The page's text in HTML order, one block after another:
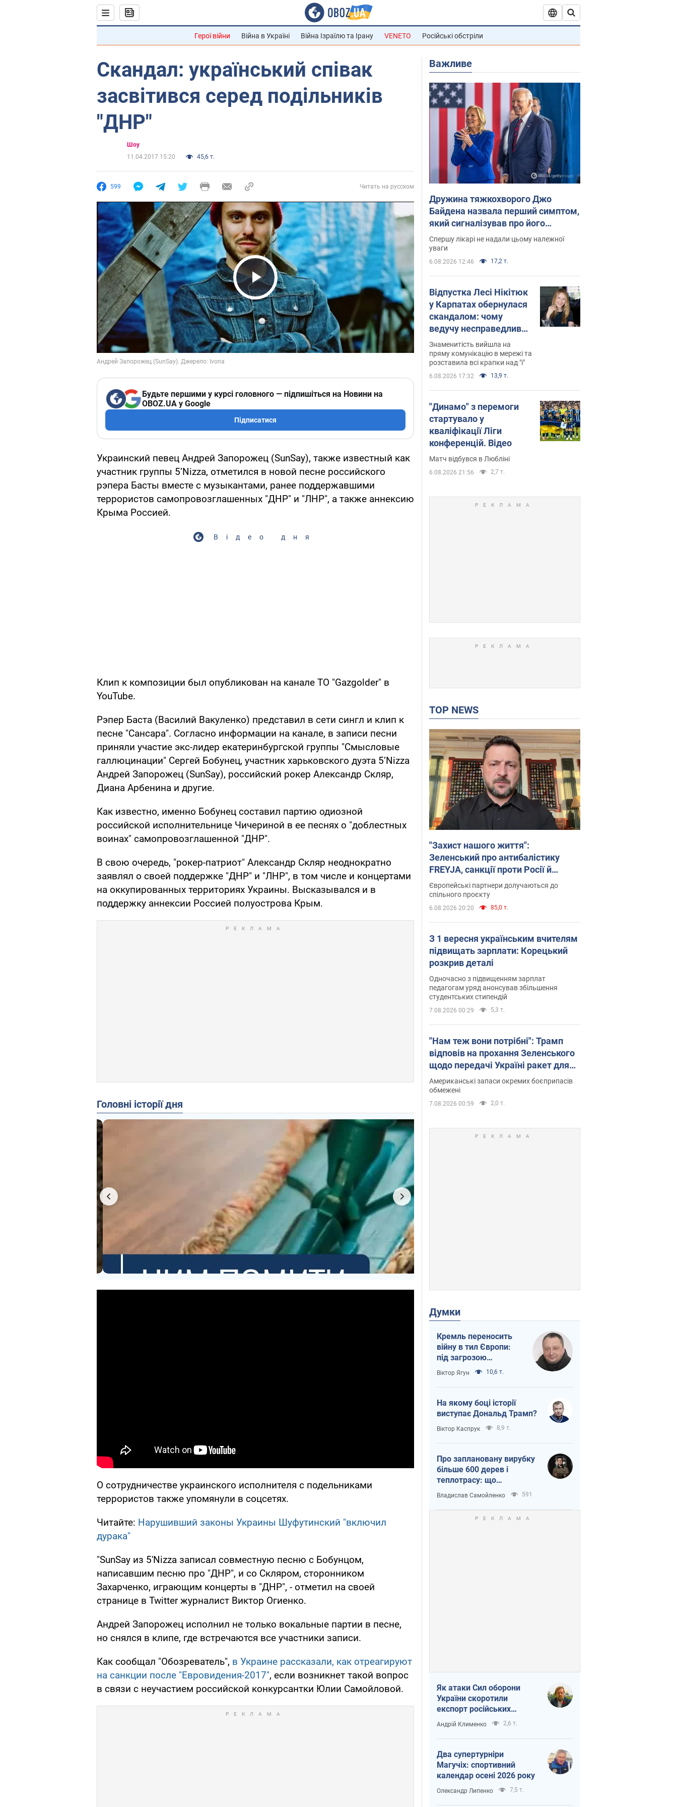
Герої війни Війна в Україні Війна Ізраїлю та Ірану VENETO Російські обстріли
Скандал: український співак
засвітився серед подільників
"ДНР"
Шоу
11.04.2017 15:20
45,6 т.
599 Читать на русском
Play Video
Будьте першими у курсі головного — підпишіться на Новини на
OBOZ.UA у Google
Підписатися
Украинский певец Андрей Запорожец (SunSay), также известный как
участник группы 5’Nizza, отметился в новой песне российского
рэпера Басты вместе с музыкантами, ранее поддержавшими
террористов самопровозглашенных "ДНР" и "ЛНР", а также аннексию
Крыма Россией.
Відео дня
Клип к композиции был опубликован на канале ТО "Gazgolder" в
YouTube.
Рэпер Баста (Василий Вакуленко) представил в сети сингл и клип к
песне "Сансара". Согласно информации на канале, в записи песни
приняли участие экс-лидер екатеринбургской группы "Смысловые
галлюцинации" Сергей Бобунец, участник харьковского дуэта 5’Nizza
Андрей Запорожец (SunSay), российский рокер Александр Скляр,
Диана Арбенина и другие.
Как известно, именно Бобунец составил партию одиозной
российской исполнительнице Чичериной в ее песнях о "доблестных
воинах" самопровозглашенной "ДНР".
В свою очередь, "рокер-патриот" Александр Скляр неоднократно
заявлял о своей поддержке "ДНР" и "ЛНР", в том числе и концертами
на оккупированных территориях Украины. Высказывался и в
поддержку аннексии Россией полуострова Крым.
Головні історії дня
О сотрудничестве украинского исполнителя с подельниками
террористов также упомянули в соцсетях.
Читайте: Нарушивший законы Украины Шуфутинский "включил
дурака"
"SunSay из 5'Nizza записал совместную песню с Бобунцом,
написавшим песню про "ДНР", и со Скляром, сторонником
Захарченко, играющим концерты в "ДНР", - отметил на своей
странице в Twitter журналист Виктор Огиенко.
Андрей Запорожец исполнил не только вокальные партии в песне,
но снялся в клипе, где встречаются все участники записи.
Как сообщал "Обозреватель", в Украине рассказали, как отреагируют
на санкции после "Евровидения-2017", если возникнет такой вопрос
в связи с неучастием российской конкурсантки Юлии Самойловой.
Важливе
Дружина тяжкохворого Джо
Байдена назвала перший симптом,
який сигналізував про його
"агресивний" рак
Спершу лікарі не надали цьому належної
уваги
6.08.2026 12:46 17,2 т.
Відпустка Лесі Нікітюк
у Карпатах обернулася
скандалом: чому
ведучу несправедливо
захейтили
Знаменитість вийшла на
пряму комунікацію в мережі та
розставила всі крапки над "і"
6.08.2026 17:32 13,9 т.
"Динамо" з перемоги
стартувало у
кваліфікації Ліги
конференцій. Відео
Матч відбувся в Любліні
6.08.2026 21:56 2,7 т.
TOP NEWS
"Захист нашого життя":
Зеленський про антибалістику
FREYJA, санкції проти Росії й
підтримку аграріїв. Відео
Європейські партнери долучаються до
спільного проєкту
6.08.2026 20:20 85,0 т.
З 1 вересня українським вчителям
підвищать зарплати: Корецький
розкрив деталі
Одночасно з підвищенням зарплат
педагогам уряд анонсував збільшення
студентських стипендій
7.08.2026 00:29 5,3 т.
"Нам теж вони потрібні": Трамп
відповів на прохання Зеленського
щодо передачі Україні ракет для
Patriot
Американські запаси окремих боєприпасів
обмежені
7.08.2026 00:59 2,0 т.
Думки
Кремль переносить
війну в тил Європи:
під загрозою
критична логістика
Віктор Ягун 10,6 т.
На якому боці історії
виступає Дональд Трамп?
Віктор Каспрук 8,9 т.
Про заплановану вирубку
більше 600 дерев і
теплотрасу: що
відбувається на Теремках
у Києві
Владислав Самойленко 591
Як атаки Сил оборони
України скоротили
експорт російських
нафтопродуктів
Андрій Клименко 2,6 т.
Два супертурніри
Магучіх: спортивний
календар осені 2026 року
Олександр Липенко 7,5 т.